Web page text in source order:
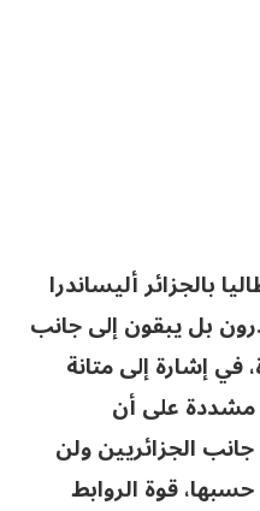
بالجزائر أليساندرا
بل يبقون إلى جانب
إشارة إلى متانة
مشددة على أن
جانب الجزائريين ولن
قوة الروابط